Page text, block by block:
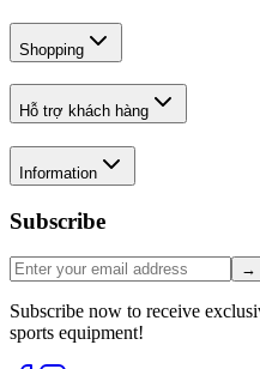
Shopping
Hỗ trợ khách hàng
Information
Subscribe
→
Subscribe now to receive
sports equipment!